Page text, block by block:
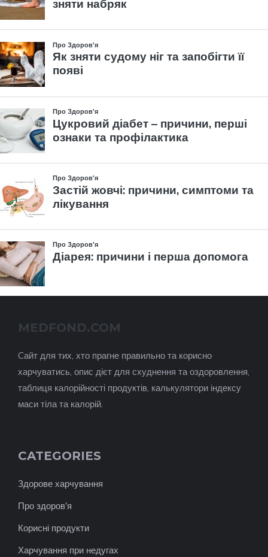
MEDFOND.COM
Cайт для тих, хто прагне правильно та корисно
харчуватись, опис дієт для схуднення та оздоровлення,
таблиця калорійності продуктів, калькулятори індексу
маси тіла та калорій.
CATEGORIES
Здорове харчування
Про здоров'я
Корисні продукти
Харчування при недугах